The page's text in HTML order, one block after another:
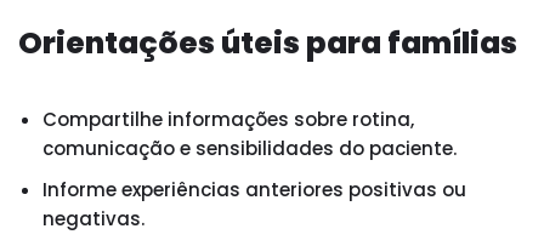
Orientações úteis para famílias
Compartilhe informações sobre rotina,
comunicação e sensibilidades do paciente.
Informe experiências anteriores positivas ou
negativas.